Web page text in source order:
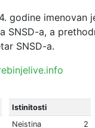
godine imenovan
SNSD-a, a
SNSD-a.
Istinitosti
Neistina
2